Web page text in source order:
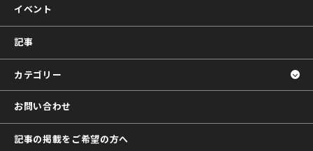
イベント
記事
カテゴリー
お問い合わせ
記事の掲載をご希望の方へ